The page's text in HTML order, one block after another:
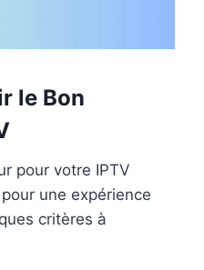
le Bon
pour votre IPTV
une expérience
critères à